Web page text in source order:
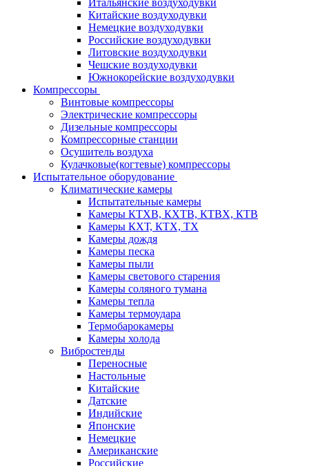
Итальянские воздуходувки
Китайские воздуходувки
Немецкие воздуходувки
Российские воздуходувки
Литовские воздуходувки
Чешские воздуходувки
Южнокорейские воздуходувки
Компрессоры
Винтовые компрессоры
Электрические компрессоры
Дизельные компрессоры
Компрессорные станции
Осушитель воздуха
Кулачковые(когтевые) компрессоры
Испытательное оборудование
Климатические камеры
Испытательные камеры
Камеры КТХВ, КХТВ, КТВХ, КТВ
Камеры КХТ, КТХ, ТХ
Камеры дождя
Камеры песка
Камеры пыли
Камеры светового старения
Камеры соляного тумана
Камеры тепла
Камеры термоудара
Термобарокамеры
Камеры холода
Вибростенды
Переносные
Настольные
Китайские
Датские
Индийские
Японские
Немецкие
Американские
Российские